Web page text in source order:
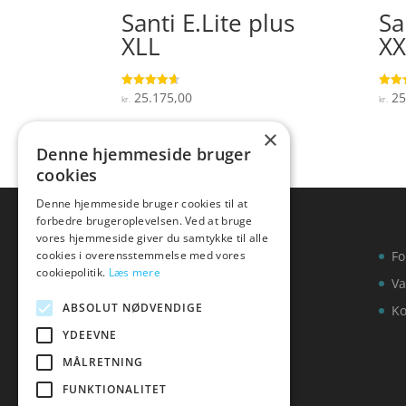
Santi E.Lite plus
XLL
Vurderet
4.6
kr. 25.175,00
4.1
kr.
×
Denne hjemmeside bruger
cookies
Denne hjemmeside bruger cookies til at
forbedre brugeroplevelsen. Ved at bruge
vores hjemmeside giver du samtykke til alle
cookies i overensstemmelse med vores
cookiepolitik. Læs mere
ABSOLUT NØDVENDIGE
YDEEVNE
MÅLRETNING
FUNKTIONALITET